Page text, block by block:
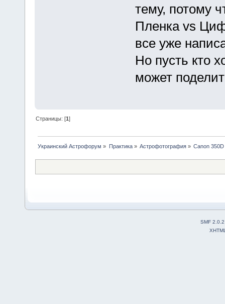
тему, потому
Пленка vs
все уже
Но пусть кто
может
Страницы: [1]
Украинский Астрофорум » Практика» Астрофотография» Canon
SMF 2.0.2